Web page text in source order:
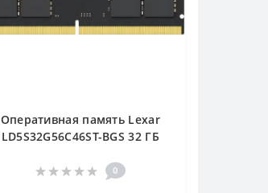
Оперативная память Lexar
LD5S32G56C46ST-BGS 32 ГБ
0